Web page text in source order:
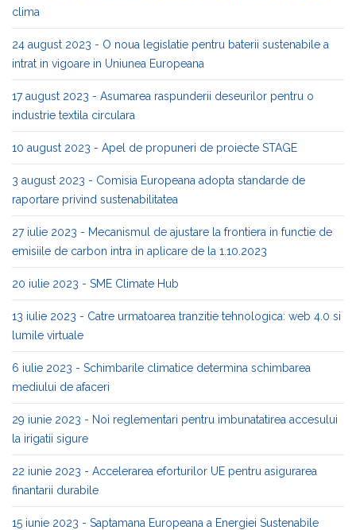
clima
24 august 2023 - O noua legislatie pentru baterii sustenabile a
intrat in vigoare in Uniunea Europeana
17 august 2023 - Asumarea raspunderii deseurilor pentru o
industrie textila circulara
10 august 2023 - Apel de propuneri de proiecte STAGE
3 august 2023 - Comisia Europeana adopta standarde de
raportare privind sustenabilitatea
27 iulie 2023 - Mecanismul de ajustare la frontiera in functie de
emisiile de carbon intra in aplicare de la 1.10.2023
20 iulie 2023 - SME Climate Hub
13 iulie 2023 - Catre urmatoarea tranzitie tehnologica: web 4.0 si
lumile virtuale
6 iulie 2023 - Schimbarile climatice determina schimbarea
mediului de afaceri
29 iunie 2023 - Noi reglementari pentru imbunatatirea accesului
la irigatii sigure
22 iunie 2023 - Accelerarea eforturilor UE pentru asigurarea
finantarii durabile
15 iunie 2023 - Saptamana Europeana a Energiei Sustenabile